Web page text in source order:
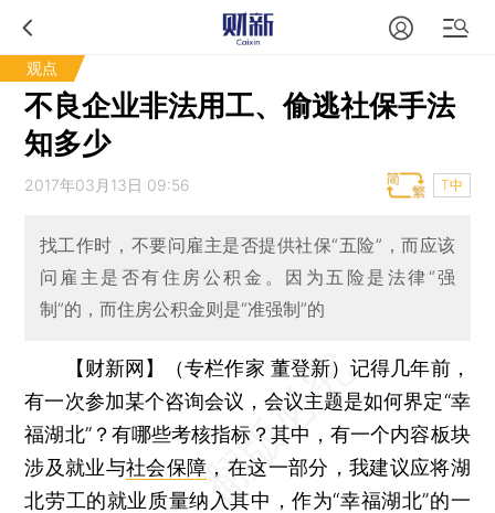
观点
不良企业非法用工、偷逃社保手法
知多少
2017年03月13日 09:56 T中
找工作时，不要问雇主是否提供社保“五险”，而应该
问雇主是否有住房公积金。因为五险是法律“强
制”的，而住房公积金则是“准强制”的
【财新网】（专栏作家 董登新）记得几年前，
有一次参加某个咨询会议，会议主题是如何界定“幸
福湖北”？有哪些考核指标？其中，有一个内容板块
涉及就业与社会保障 ，在这一部分，我建议应将湖
北劳工的就业质量纳入其中，作为“幸福湖北”的一